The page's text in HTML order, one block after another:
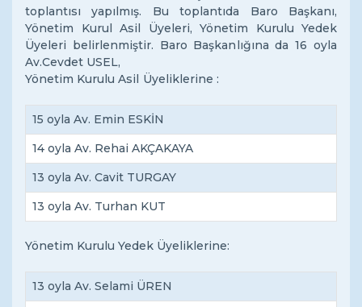
toplantısı yapılmış. Bu toplantıda Baro Başkanı,
Yönetim Kurul Asil Üyeleri, Yönetim Kurulu Yedek
Üyeleri belirlenmiştir. Baro Başkanlığına da 16 oyla
Av.Cevdet USEL,
Yönetim Kurulu Asil Üyeliklerine :
15 oyla Av. Emin ESKİN
14 oyla Av. Rehai AKÇAKAYA
13 oyla Av. Cavit TURGAY
13 oyla Av. Turhan KUT
Yönetim Kurulu Yedek Üyeliklerine:
13 oyla Av. Selami ÜREN